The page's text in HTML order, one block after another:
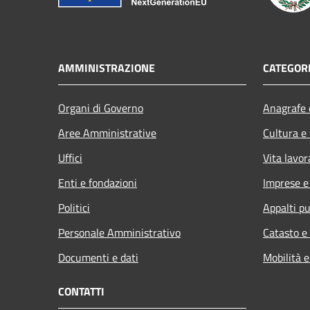
AMMINISTRAZIONE
Organi di Governo
Aree Amministrative
Uffici
Enti e fondazioni
Politici
Personale Amministrativo
Documenti e dati
Cultura
Vita
Imprese
Appalti
Catasto
Mobilità
CONTATTI